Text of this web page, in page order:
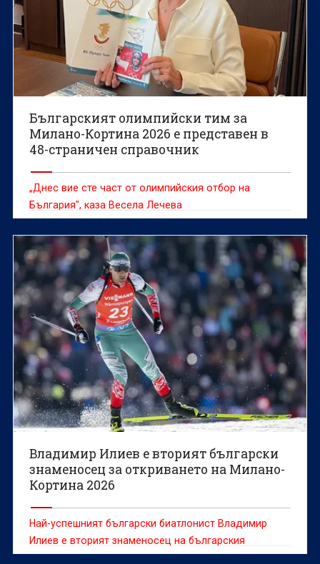
Българският олимпийски тим за
Милано-Кортина 2026 е представен в
48-страничен справочник
„Днес вие сте част от олимпийския отбор на
България", каза Весела Лечева
Владимир Илиев е вторият български
знаменосец за откриването на Милано-
Кортина 2026
Най-успешният български биатлонист Владимир
Илиев е вторият знаменосец на българския
олимпийски тим за откриването в Милано-Кортина